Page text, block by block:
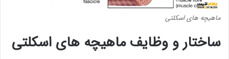
ماهیچه های اسکلتی
ساختار و وظایف ماهیچه های اسکلتی